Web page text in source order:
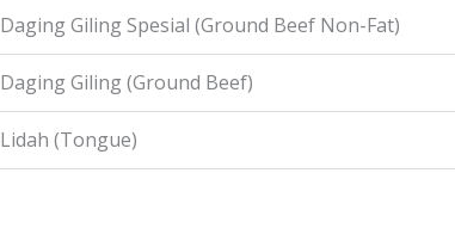
Daging Giling Spesial (Ground Beef Non-Fat)
Daging Giling (Ground Beef)
Lidah (Tongue)